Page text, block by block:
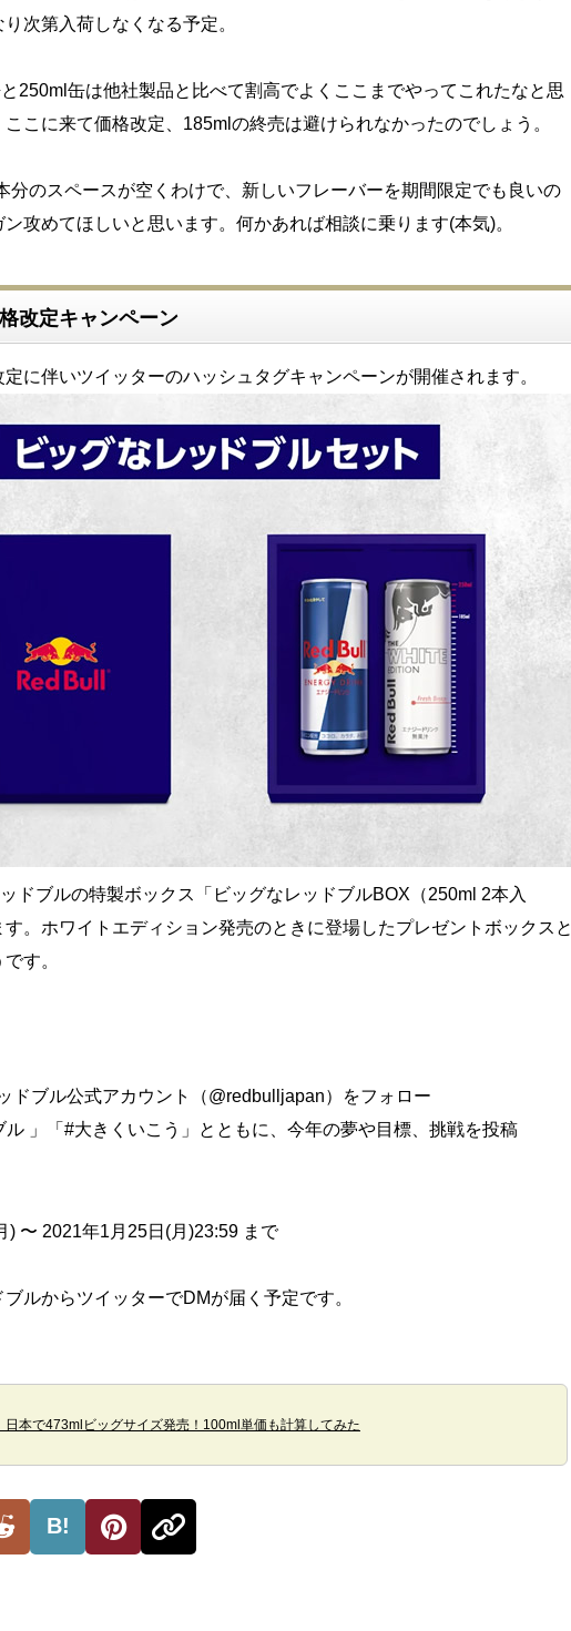
次第入荷しなくなる予定。
250ml缶は他社製品と比べて割高でよくここまでやってこれたなと思
こに来て価格改定、185mlの終売は避けられなかったのでしょう。
分のスペースが空くわけで、新しいフレーバーを期間限定でも良いの
攻めてほしいと思います。何かあれば相談に乗ります(本気)。
改定キャンペーン
に伴いツイッターのハッシュタグキャンペーンが開催されます。
ドブルの特製ボックス「ビッグなレッドブルBOX（250ml 2本入
す。ホワイトエディション発売のときに登場したプレゼントボックスと
す。
ドブル公式アカウント（@redbulljapan）をフォロー
ル 」「#大きくいこう」とともに、今年の夢や目標、挑戦を投稿
) 〜 2021年1月25日(月)23:59 まで
ルからツイッターでDMが届く予定です。
日本で473mlビッグサイズ発売！100ml単価も計算してみた
B!